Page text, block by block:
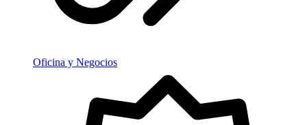
Oficina y Negocios